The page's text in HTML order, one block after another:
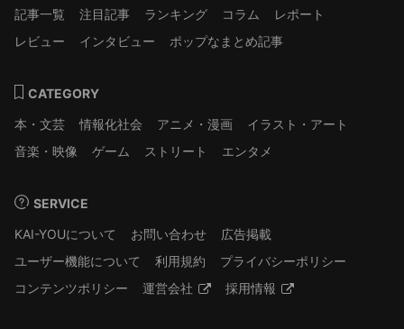
記事一覧
注目記事 ランキング コラム
レポート
レビュー
インタビュー ポップなまとめ記事
CATEGORY
本・文芸
情報化社会 アニメ・漫画
イラスト・アート
音楽・映像
ゲーム ストリート エンタメ
SERVICE
KAI-YOUについて
お問い合わせ
広告掲載
ユーザー機能について
利用規約
プライバシーポリシー
コンテンツポリシー
運営会社 採用情報